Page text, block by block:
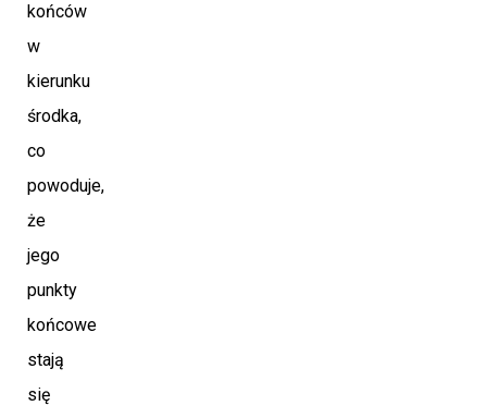
końców
w
kierunku
środka,
co
powoduje,
że
jego
punkty
końcowe
stają
się